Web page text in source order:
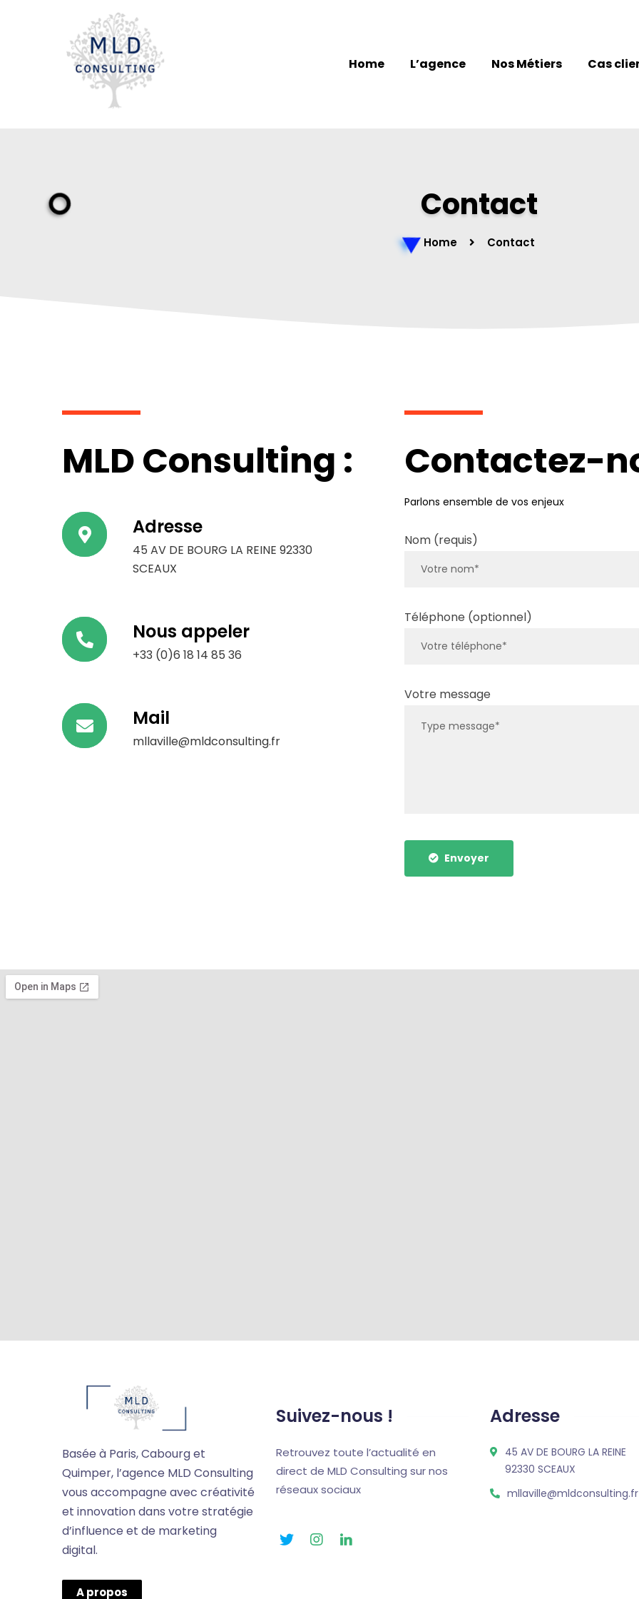
Home L’agence Nos Métiers Cas
Contact
Home Contact
MLD Consulting :
Adresse
45 AV DE BOURG LA REINE 92330
SCEAUX
Nous appeler
+33 (0)6 18 14 85 36
Mail
mllaville@mldconsulting.fr
Contactez-
Parlons ensemble de vos enjeux
Nom (requis)
Téléphone (optionnel)
Votre message
Envoyer
Basée à Paris, Cabourg et
Quimper, l’agence MLD Consulting
vous accompagne avec créativité
et innovation dans votre stratégie
d’influence et de marketing
digital.
A propos
Suivez-nous !
Retrouvez toute l’actualité en
direct de MLD Consulting sur nos
réseaux sociaux
Adresse
45 AV DE BOURG LA REINE
92330 SCEAUX
mllaville@mldconsulting.fr